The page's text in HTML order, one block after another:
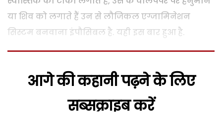
या शिव को लगाते हैं उन से लौजिकल एग्जामिनेशन
सिस्टम बनवाना इंपौसिबल है. यही इस बार हुआ है.
आगे की कहानी पढ़ने के लिए
सब्सक्राइब करें